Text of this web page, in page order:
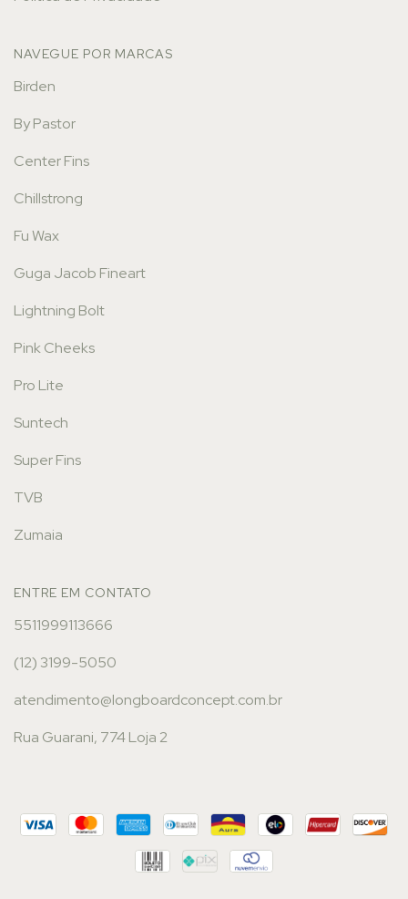
NAVEGUE POR MARCAS
Birden
By Pastor
Center Fins
Chillstrong
Fu Wax
Guga Jacob Fineart
Lightning Bolt
Pink Cheeks
Pro Lite
Suntech
Super Fins
TVB
Zumaia
ENTRE EM CONTATO
5511999113666
(12) 3199-5050
atendimento@longboardconcept.com.br
Rua Guarani, 774 Loja 2